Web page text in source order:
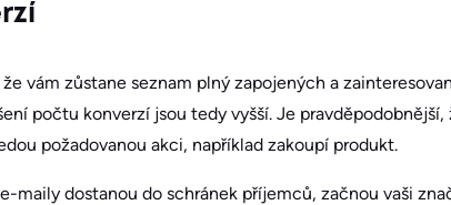
vám zůstane seznam plný zapojených a
počtu konverzí jsou tedy vyšší. Je
požadovanou akci, například zakoupí produkt.
maily dostanou do schránek příjemců, začnou vaši